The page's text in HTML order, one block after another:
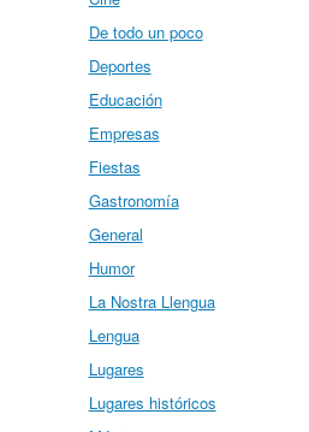
De todo un poco
Deportes
Educación
Empresas
Fiestas
Gastronomía
General
Humor
La Nostra Llengua
Lengua
Lugares
Lugares históricos